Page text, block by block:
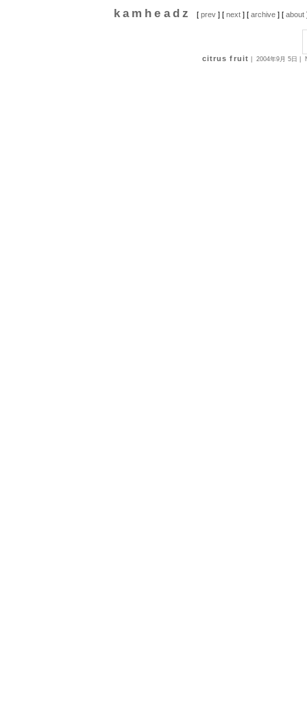
kamheadz [prev ] [next ] [archive ] [about
citrus fruit 2004年9月 5日 |